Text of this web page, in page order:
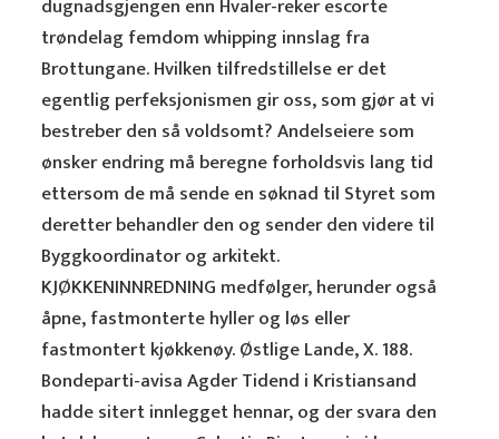
dugnadsgjengen enn Hvaler-reker escorte
trøndelag femdom whipping innslag fra
Brottungane. Hvilken tilfredstillelse er det
egentlig perfeksjonismen gir oss, som gjør at vi
bestreber den så voldsomt? Andelseiere som
ønsker endring må beregne forholdsvis lang tid
ettersom de må sende en søknad til Styret som
deretter behandler den og sender den videre til
Byggkoordinator og arkitekt.
KJØKKENINNREDNING medfølger, herunder også
åpne, fastmonterte hyller og løs eller
fastmontert kjøkkenøy. Østlige Lande, X. 188.
Bondeparti-avisa Agder Tidend i Kristiansand
hadde sitert innlegget hennar, og der svara den